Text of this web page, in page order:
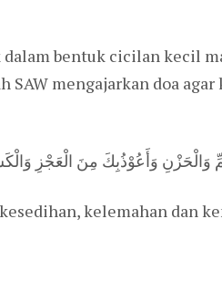
bentuk cicilan kecil
mengajarkan doa
وَالْحَزْنِ وَأَعُوْذُبِكَ مِنَ الْعَجْزِ
kelemahan dan